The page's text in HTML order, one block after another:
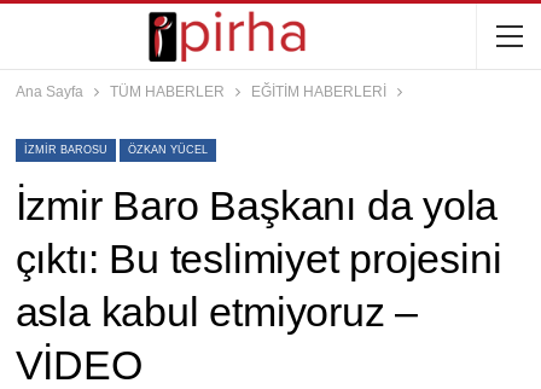
Ana Sayfa TÜM HABERLER EĞİTİM HABERLERİ
IZMIR BAROSU ÖZKAN YÜCEL
İzmir Baro Başkanı da yola
çıktı: Bu teslimiyet projesini
asla kabul etmiyoruz –
VİDEO